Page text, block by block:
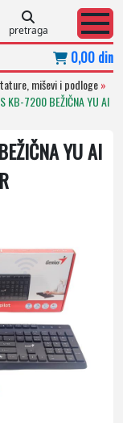
pretraga
0,00 din
miševi i podloge»
KB-7200 BEŽIČNA YU AI
YU AI